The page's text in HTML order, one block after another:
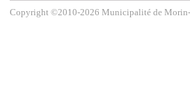
Copyright ©2010-2026 Municipalité de Morin-